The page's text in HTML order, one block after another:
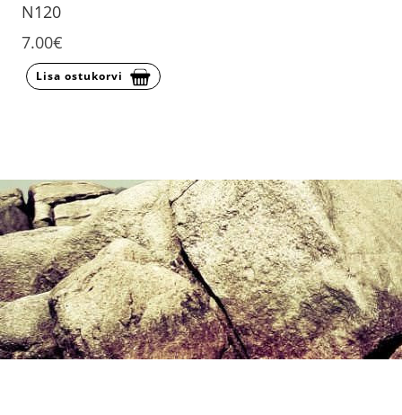
N120
7.00€
Lisa ostukorvi